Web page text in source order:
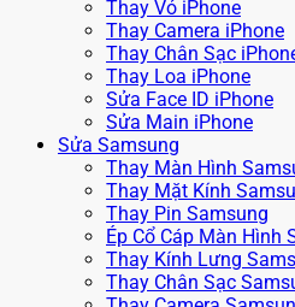
Thay Vỏ iPhone
Thay Camera iPhone
Thay Chân Sạc
Thay Loa iPhone
Sửa Face ID iPhone
Sửa Main iPhone
Sửa Samsung
Thay Màn Hình
Thay Mặt Kính
Thay Pin Samsung
Ép Cổ Cáp Màn Hình
Thay Kính Lưng
Thay Chân Sạc